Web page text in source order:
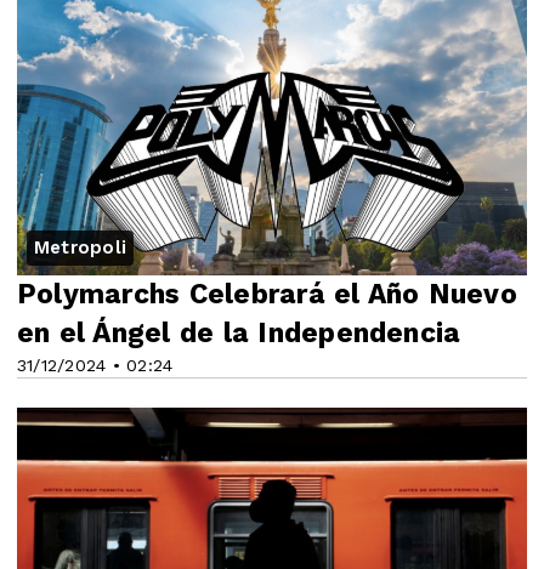
Metropoli
31/12/2024 • 02:24
Polymarchs Celebrará el Año Nuevo
en el Ángel de la Independencia